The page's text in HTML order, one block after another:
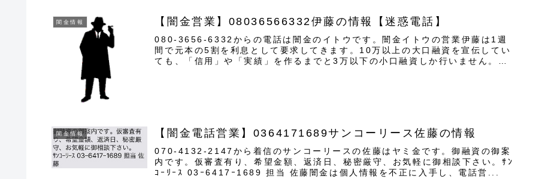
闇金情報 【闇金営業】08036566332伊藤の情報【迷惑電話】
080-3656-6332からの電話は闇金のイトウです。闇金イトウの営業伊藤は1週
間で元本の5割を利息として要求してきます。10万以上の大口融資を宣伝してい
ても、「信用」や「実績」を作るまでと3万以下の小口融資しか行いません。ヤ
闇金情報 【闇金電話営業】0364171689サンコーリース佐藤の情報
070-4132-2147から着信のサンコーリースの佐藤はヤミ金です。御融資の御案
内です。仮審査有り、希望金額、返済日、秘密厳守、お気軽に御相談下さい。ｻﾝ
ｺｰﾘｰｽ 03ｰ6417ｰ1689 担当 佐藤闇金は個人情報を不正に入手し、電話営...